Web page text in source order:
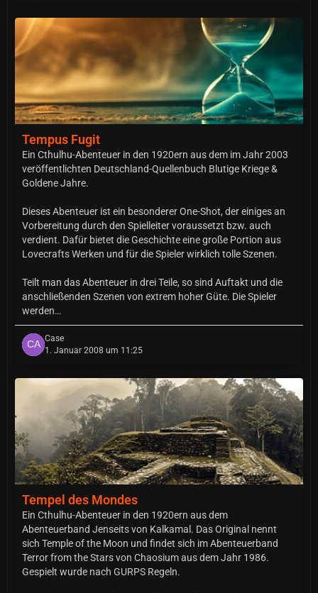
Tempus Fugit
Ein Cthulhu-Abenteuer in den 1920ern aus dem im Jahr 2003
veröffentlichten Deutschland-Quellenbuch Blutige Kriege &
Goldene Jahre.
Dieses Abenteuer ist ein besonderer One-Shot, der einiges an
Vorbereitung durch den Spielleiter voraussetzt bzw. auch
verdient. Dafür bietet die Geschichte eine große Portion aus
Lovecrafts Werken und für die Spieler wirklich tolle Szenen.
Teilt man das Abenteuer in drei Teile, so sind Auftakt und die
anschließenden Szenen von extrem hoher Güte. Die Spieler
werden…
Case
1. Januar 2008 um 11:25
Tempel des Mondes
Ein Cthulhu-Abenteuer in den 1920ern aus dem
Abenteuerband Jenseits von Kalkamal. Das Original nennt
sich Temple of the Moon und findet sich im Abenteuerband
Terror from the Stars von Chaosium aus dem Jahr 1986.
Gespielt wurde nach GURPS Regeln.